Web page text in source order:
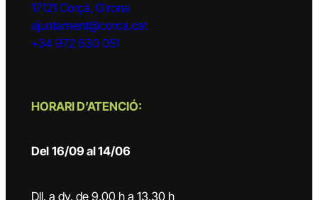
17121 Corçà, Girona
ajuntament@corca.cat
+34 972 630 051
HORARI D’ATENCIÓ:
Del 16/09 al 14/06
Dll. a dv. de 9.00 h a 13.30 h